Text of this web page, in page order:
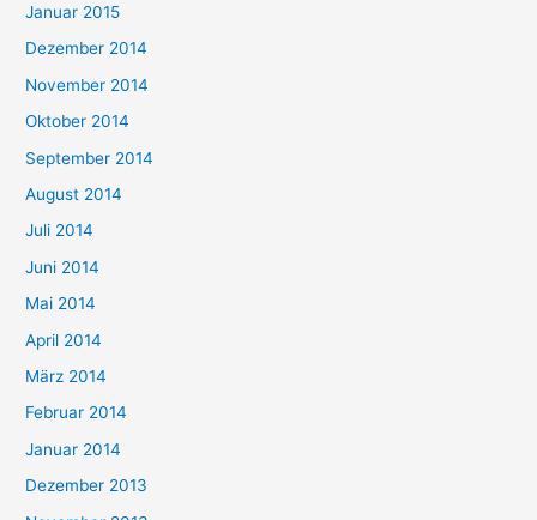
Januar 2015
Dezember 2014
November 2014
Oktober 2014
September 2014
August 2014
Juli 2014
Juni 2014
Mai 2014
April 2014
März 2014
Februar 2014
Januar 2014
Dezember 2013